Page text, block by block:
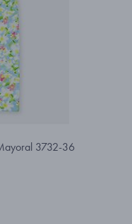
3732-36